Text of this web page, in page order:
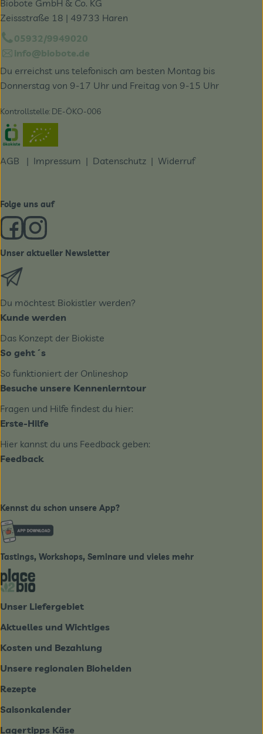
Biobote GmbH & Co. KG
Zeissstraße 18 | 49733 Haren
05932/9949020
info@biobote.de
Du erreichst uns telefonisch am besten Montag bis
Donnerstag von 9-17 Uhr und Freitag von 9-15 Uhr
Kontrollstelle: DE-ÖKO-006
Externer Link zu https://www.oekokiste.de/
AGB | Impressum | Datenschutz | Widerruf
Folge uns auf
Externer Link zu https://www.facebook.com/derBiobote/
Externer Link zu https://www.instagram.com/
Unser aktueller Newsletter
Du möchtest Biokistler werden?
Kunde werden
Das Konzept der Biokiste
So geht´s
So funktioniert der Onlineshop
Besuche unsere Kennenlerntour
Fragen und Hilfe findest du hier:
Erste-Hilfe
Hier kannst du uns Feedback geben:
Feedback
Kennst du schon unsere App?
Externer Link zu https://www.biobote-
Tastings, Workshops, Seminare und vieles mehr
Externer Link zu https://place2bio.de/
Unser Liefergebiet
Aktuelles und Wichtiges
Kosten und Bezahlung
Unsere regionalen Biohelden
Rezepte
Saisonkalender
Lagertipps Käse